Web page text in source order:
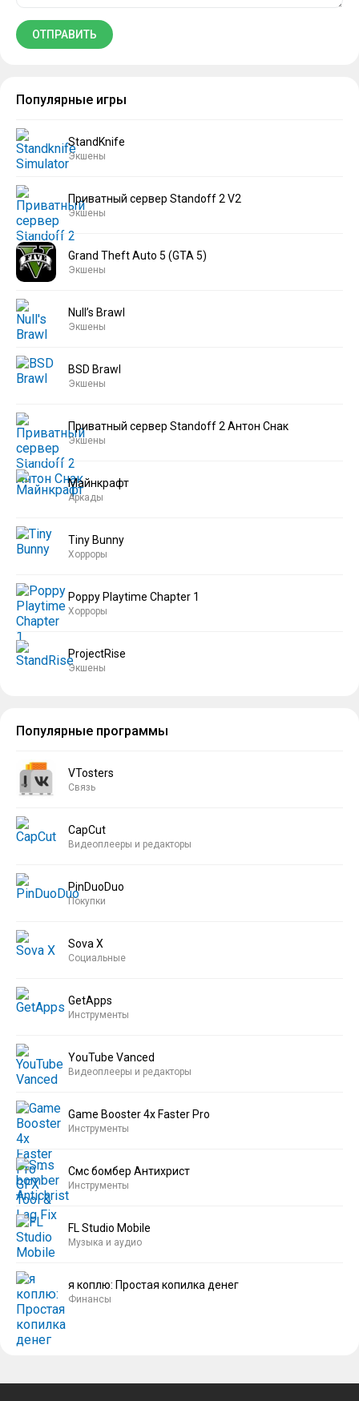
Популярные игры
StandKnife
Экшены
Приватный сервер Standoff 2 V2
Экшены
Grand Theft Auto 5 (GTA 5)
Экшены
Null’s Brawl
Экшены
BSD Brawl
Экшены
Приватный сервер Standoff 2 Антон Снак
Экшены
Майнкрафт
Аркады
Tiny Bunny
Хорроры
Poppy Playtime Chapter 1
Хорроры
ProjectRise
Экшены
Популярные программы
VTosters
Связь
CapCut
Видеоплееры и редакторы
PinDuoDuo
Покупки
Sova X
Социальные
GetApps
Инструменты
YouTube Vanced
Видеоплееры и редакторы
Game Booster 4x Faster Pro
Инструменты
Смс бомбер Антихрист
Инструменты
FL Studio Mobile
Музыка и аудио
я коплю: Простая копилка денег
Финансы